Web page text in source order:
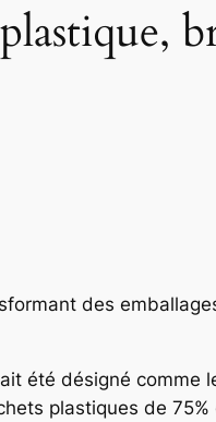
des
été désigné comme
plastiques de 75%